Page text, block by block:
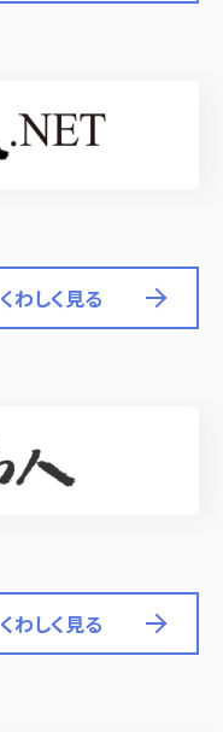
くわしく見る
くわしく見る